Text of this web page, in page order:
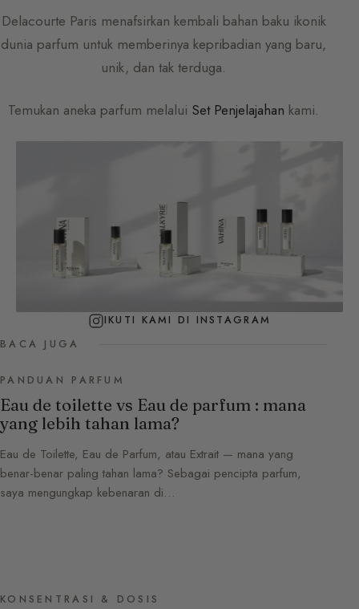
Delacourte Paris menafsirkan kembali bahan baku ikonik
dunia parfum untuk memberinya kepribadian yang baru,
unik, dan tak terduga.
Temukan aneka parfum melalui Set Penjelajahan kami.
IKUTI KAMI DI INSTAGRAM
BACA JUGA
PANDUAN PARFUM
Eau de toilette vs Eau de parfum : mana
yang lebih tahan lama?
Eau de Toilette, Eau de Parfum, atau Extrait — mana yang
benar-benar paling tahan lama? Sebagai pencipta parfum,
saya mengungkap kebenaran di…
KONSENTRASI & DOSIS